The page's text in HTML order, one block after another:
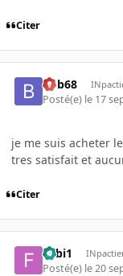
Citer
bob68
Posté(e) le 17
je me suis acheter
tres satisfait et
Citer
Fabi1
Posté(e) le 20